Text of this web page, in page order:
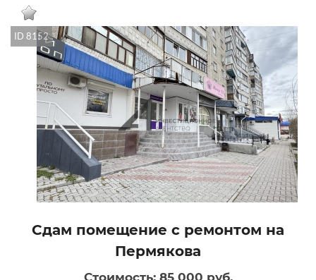
ID 8152
Сдам помещение с ремонтом на
Пермякова
Стоимость: 85 000 руб.